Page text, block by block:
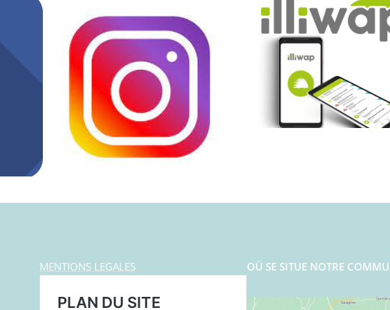
MENTIONS LEGALES OÙ SE SITUE NOTRE